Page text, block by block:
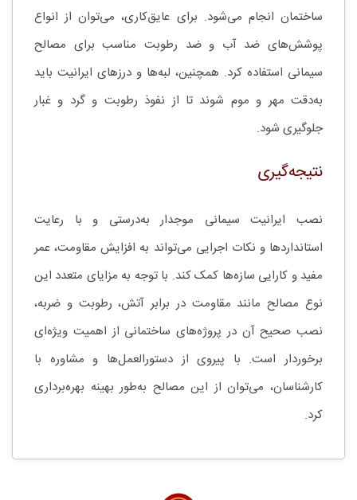
ساختمان انجام می‌شود. برای عایق‌کاری، می‌توان از انواع
پوشش‌های ضد آب و ضد رطوبت مناسب برای مصالح
سیمانی استفاده کرد. همچنین، لبه‌ها و درزهای ایرانیت باید
به‌دقت مهر و موم شوند تا از نفوذ رطوبت و گرد و غبار
جلوگیری شود.
نتیجه‌گیری
نصب ایرانیت سیمانی موجدار به‌درستی و با رعایت
استانداردها و نکات اجرایی می‌تواند به افزایش مقاومت، عمر
مفید و کارایی سازه‌ها کمک کند. با توجه به مزایای متعدد این
نوع مصالح مانند مقاومت در برابر آتش، رطوبت و ضربه،
نصب صحیح آن در پروژه‌های ساختمانی از اهمیت ویژه‌ای
برخوردار است. با پیروی از دستورالعمل‌ها و مشاوره با
کارشناسان، می‌توان از این مصالح به‌طور بهینه بهره‌برداری
کرد.